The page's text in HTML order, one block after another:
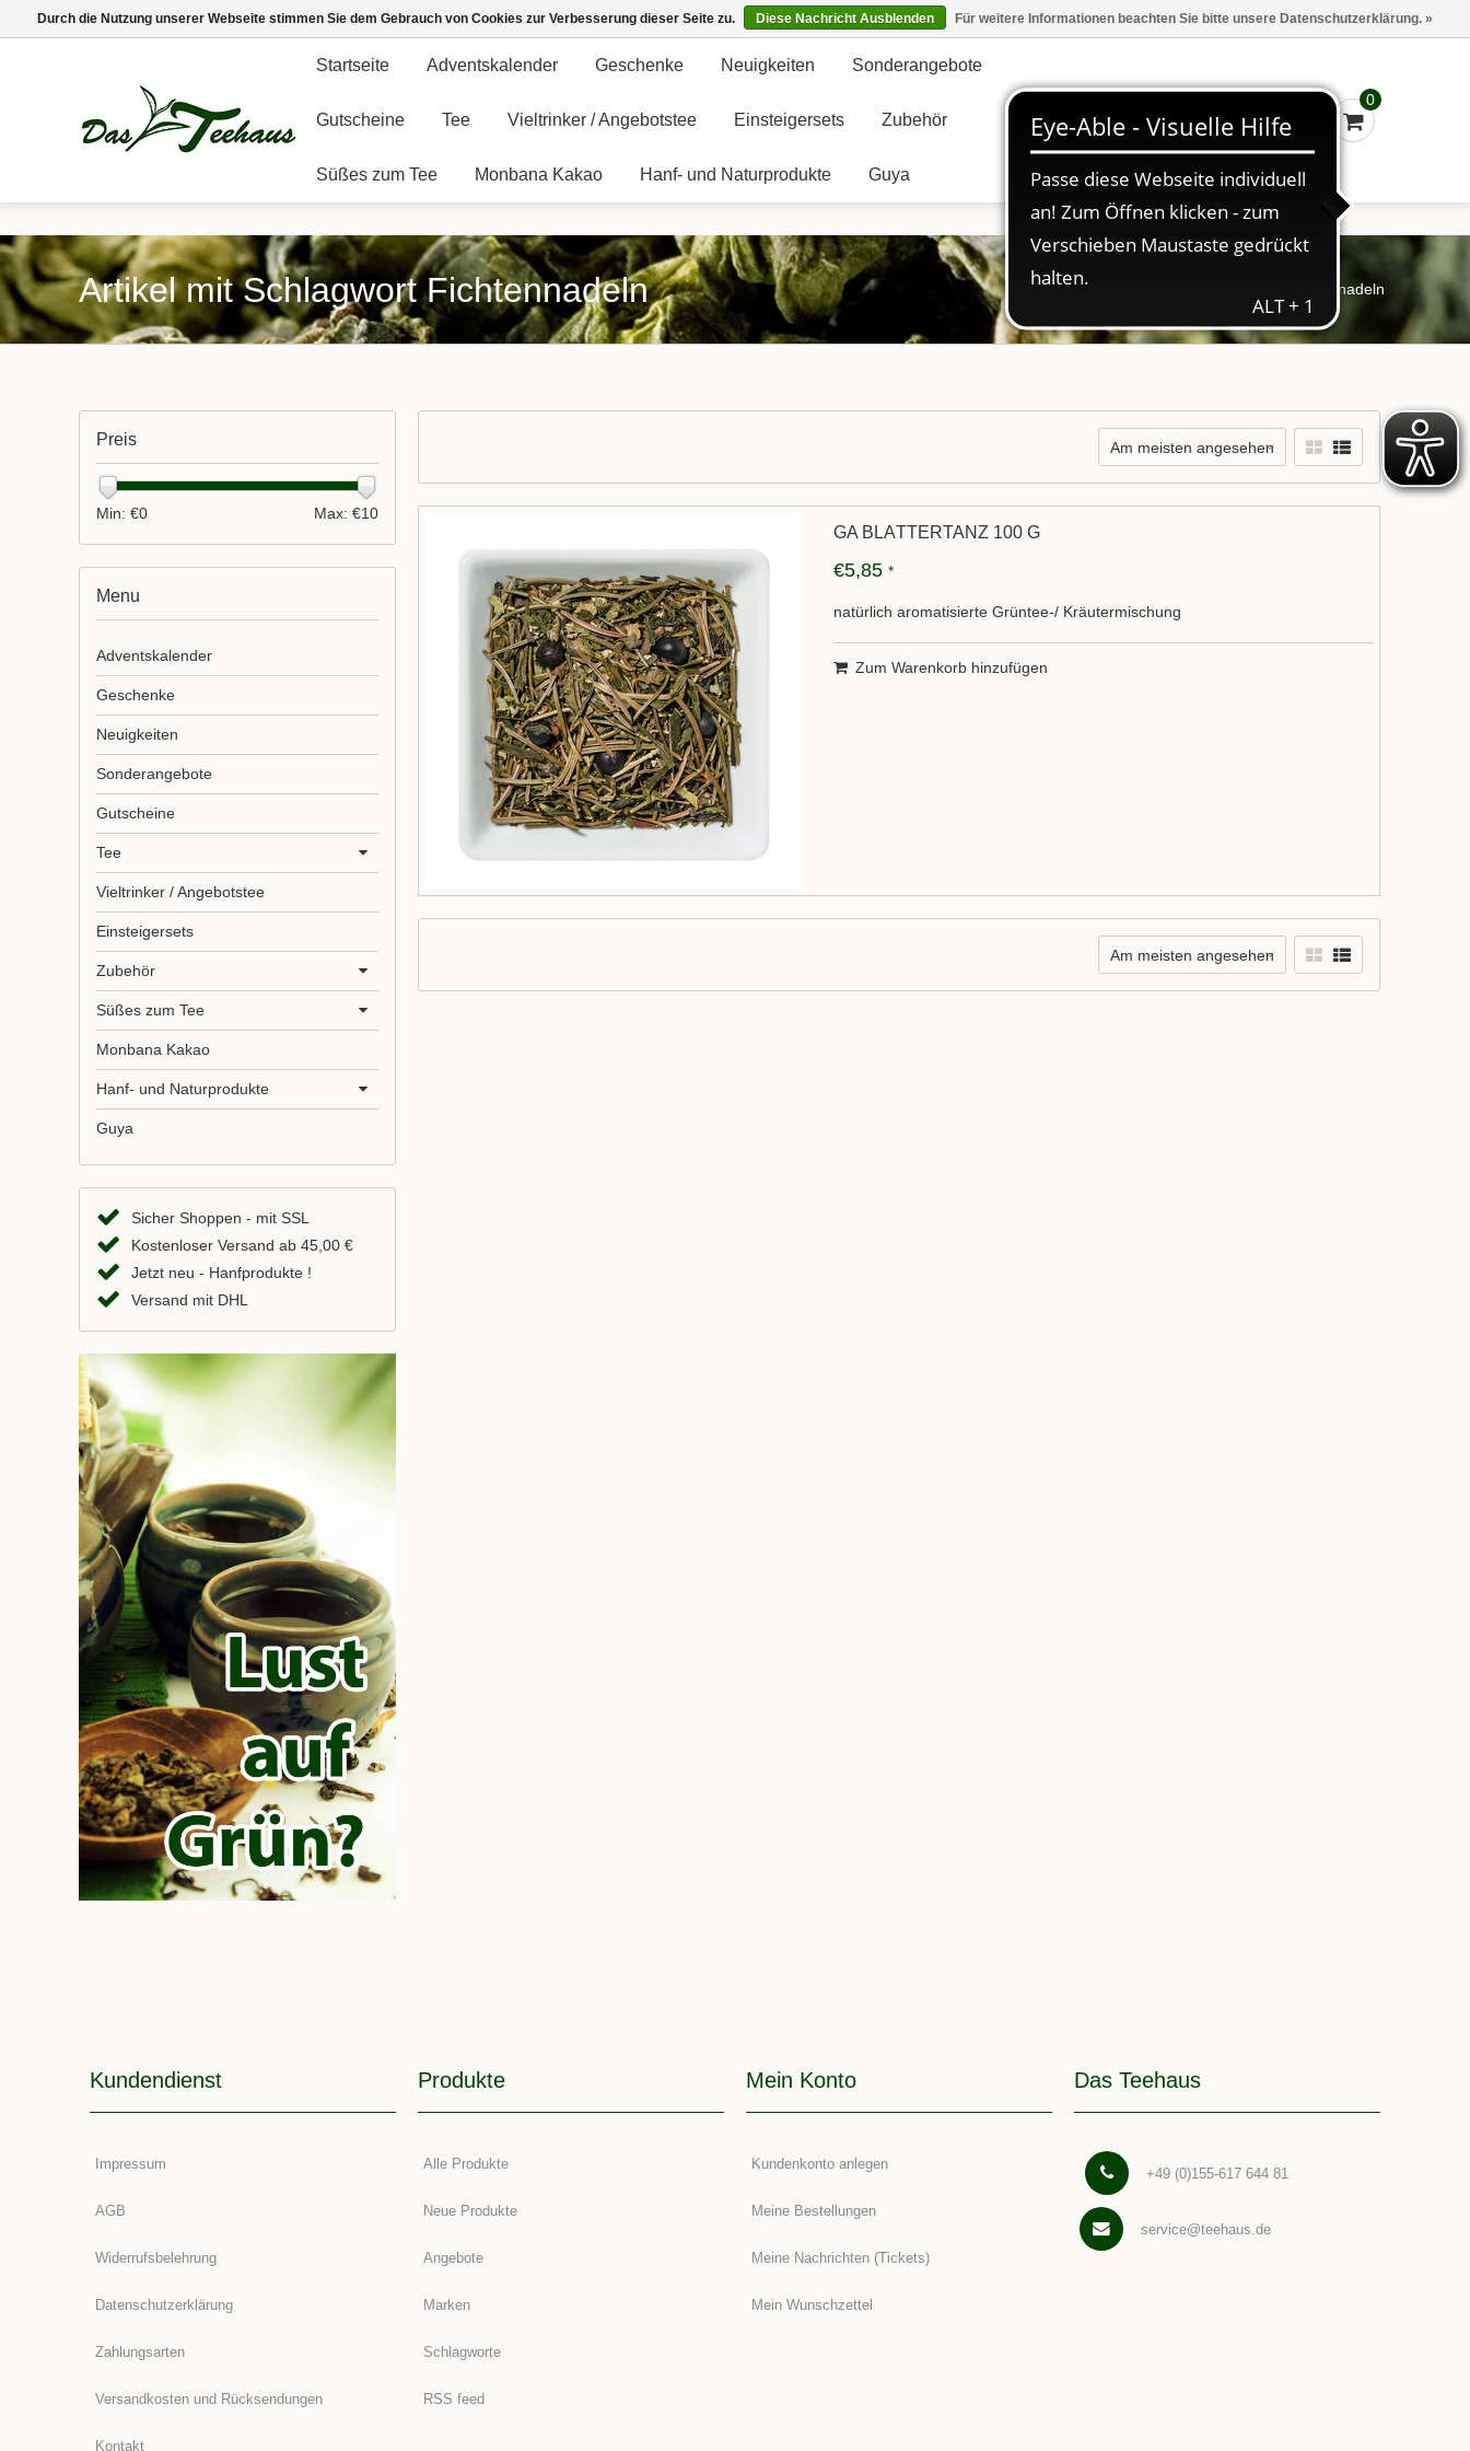
Marken Kasse - €0,00 Anmelden
Startseite Adventskalender Geschenke Neuigkeiten Sonderangebote
Gutscheine Tee Vieltrinker / Angebotstee Einsteigersets Zubehör
Süßes zum Tee Monbana Kakao Hanf- und Naturprodukte Guya
0
Artikel mit Schlagwort Fichtennadeln Startseite Fichtennadeln
Am meisten angesehen
GA BLÄTTERTANZ 100 G
€5,85 *
natürlich aromatisierte Grüntee-/ Kräutermischung
Zum Warenkorb hinzufügen
Am meisten angesehen
Preis
Min: €0 Max: €10
Menu
Adventskalender
Geschenke
Neuigkeiten
Sonderangebote
Gutscheine
Tee
Vieltrinker / Angebotstee
Einsteigersets
Zubehör
Süßes zum Tee
Monbana Kakao
Hanf- und Naturprodukte
Guya
Sicher Shoppen - mit SSL
Kostenloser Versand ab 45,00 €
Jetzt neu - Hanfprodukte !
Versand mit DHL
Kundendienst
Impressum
AGB
Widerrufsbelehrung
Datenschutzerklärung
Zahlungsarten
Versandkosten und Rücksendungen
Kontakt
Produkte
Alle Produkte
Neue Produkte
Angebote
Marken
Schlagworte
RSS feed
Mein Konto
Kundenkonto anlegen
Meine Bestellungen
Meine Nachrichten (Tickets)
Mein Wunschzettel
Das Teehaus
+49 (0)155-617 644 81
service@teehaus.de
Durch die Nutzung unserer Webseite stimmen Sie dem Gebrauch von Cookies zur Verbesserung dieser Seite zu. Diese Nachricht Ausblenden Für weitere Informationen beachten Sie bitte unsere Datenschutzerklärung. »